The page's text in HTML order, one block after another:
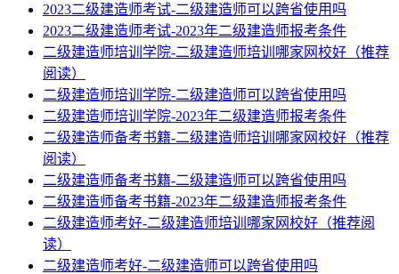
2023二级建造师考试-二级建造师可以跨省使用吗
2023二级建造师考试-2023年二级建造师报考条件
二级建造师培训学院-二级建造师培训哪家网校好（推荐
阅读）
二级建造师培训学院-二级建造师可以跨省使用吗
二级建造师培训学院-2023年二级建造师报考条件
二级建造师备考书籍-二级建造师培训哪家网校好（推荐
阅读）
二级建造师备考书籍-二级建造师可以跨省使用吗
二级建造师备考书籍-2023年二级建造师报考条件
二级建造师考好-二级建造师培训哪家网校好（推荐阅
读）
二级建造师考好-二级建造师可以跨省使用吗